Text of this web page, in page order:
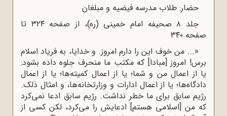
حضار: طلاب مدرسه فیضیه و مبلغان‌
جلد ۸ صحیفه امام خمینی (ره)، از صفحه ۳۲۴ تا
صفحه ۳۴۰
«... من خوف این را دارم امروز. و خدایا، به فریاد اسلام
برس! امروز [مبادا] که مکتب ما منحرف جلوه داده بشود:
یا از اعمال من و شما؛ یا از اعمال کمیته‌ها؛ یا از اعمال
دادگاه‌ها؛ یا از اعمال ادارات و وزارتخانه‌ها، و امثال ذلک.
رژیم سابق برای ما خطر نداشت. رژیم سابق ادعا نمی‌کرد
که من [اسلامی هستم‌] ادعایش را می‌کرد، لکن کسی از